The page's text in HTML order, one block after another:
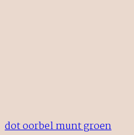
dot oorbel munt groen